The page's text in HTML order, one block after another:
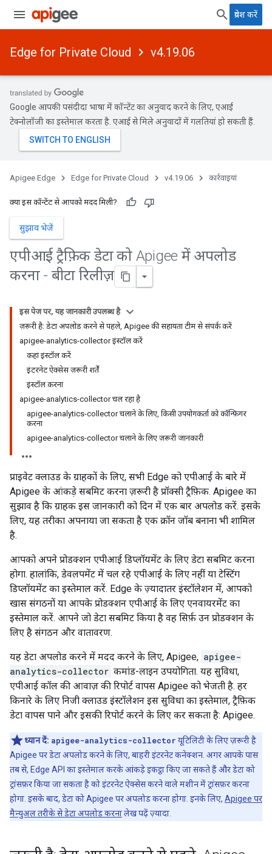
प्रवेश करें
Edge for Private Cloud v4.19.06
Google आपकी पसंदीदा भाषा में कॉन्टेंट का अनुवाद करने के लिए, एआई
टेक्नोलॉजी का इस्तेमाल करता है. एआई से मिले अनुवादों में गलतियां हो सकती हैं.
Apigee Edge Edge for Private Cloud v4.19.06 कार्रवाइयां
क्या इस कॉन्टेंट से आपको मदद मिली?
सुझाव भेजें
एपीआई ट्रैफ़िक डेटा को Apigee में अपलोड
करना - बीटा रिलीज़
इस पेज पर, यह जानकारी उपलब्ध है
ज़रूरी है: डेटा अपलोड करने से पहले, Apigee की सहायता टीम से संपर्क करें
apigee-analytics-collector इंस्टॉल करें
कहां इंस्टॉल करें
इंटरनेट ऐक्सेस ज़रूरी शर्तें
इंस्टॉल करना
apigee-analytics-collector चल रहा है
apigee-analytics-collector चलाने के लिए, किसी उपयोगकर्ता को कॉन्फ़िगर
करना
apigee-analytics-collector चलाने के लिए ज़रूरी जानकारी
प्राइवेट क्लाउड के ग्राहकों के लिए, सभी Edge को एपीआई के बारे में
Apigee के आंकड़े सबमिट करना ज़रूरी है प्रॉक्सी ट्रैफ़िक. Apigee का
सुझाव है कि ग्राहक इस जानकारी को दिन में एक बार अपलोड करें. इसके
लिए, यह तरीका अपनाया जा सकता है एक क्रॉन जॉब बनाना भी शामिल
है.
आपको अपने प्रोडक्शन एपीआई डिप्लॉयमेंट के लिए डेटा सबमिट करना
होगा. हालांकि, डेवलपमेंट में चल रहे एपीआई के लिए नहीं या टेस्टिंग
डिप्लॉयमेंट का इस्तेमाल करें. Edge के ज़्यादातर इंस्टॉलेशन में, आपको
खास संगठनों या आपके प्रोडक्शन एपीआई के लिए एनवायरमेंट का
इस्तेमाल करें. आपने जो डेटा सबमिट किया है वह सिर्फ़ उन प्रोडक्शन के
लिए है संगठन और वातावरण.
यह डेटा अपलोड करने में मदद करने के लिए, Apigee, apigee-
analytics-collector कमांड-लाइन उपयोगिता. यह सुविधा,
एपीआई कॉल की आवाज़ की रिपोर्ट वापस Apigee को भेजती है. हर
किनारे के लिए निजी क्लाउड इंस्टॉलेशन इस सुविधा का इस्तेमाल, ट्रैफ़िक
डेटा वापस पाने और इसकी रिपोर्ट करने के लिए कर सकता है: Apigee.
ध्यान दें: apigee-analytics-collector यूटिलिटी के लिए ज़रूरी है
Apigee पर डेटा अपलोड करने के लिए, बाहरी इंटरनेट कनेक्शन. अगर आपके पास
तब से, Edge API का इस्तेमाल करके आंकड़े इकट्ठा किए जा सकते हैं और डेटा को
ट्रांसफ़र किया जा सकता है को इंटरनेट ऐक्सेस करने वाले मशीन में ट्रांसफ़र करना
होगा. इसके बाद, डेटा को Apigee पर अपलोड करना होगा. इनके लिए, Apigee पर
मैन्युअल तरीके से डेटा अपलोड करनालेख पढ़ें ज़्यादा.